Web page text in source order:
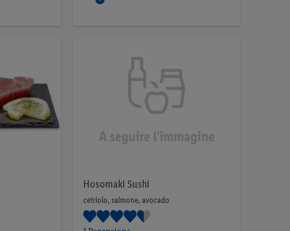
Hosomaki Sushi
cetriolo, salmone, avocado